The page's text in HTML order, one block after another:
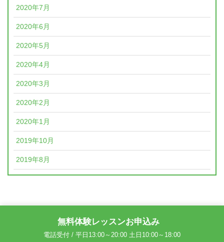
2020年7月
2020年6月
2020年5月
2020年4月
2020年3月
2020年2月
2020年1月
2019年10月
2019年8月
無料体験レッスンお申込み
電話受付 / 平日13:00～20:00 土日10:00～18:00